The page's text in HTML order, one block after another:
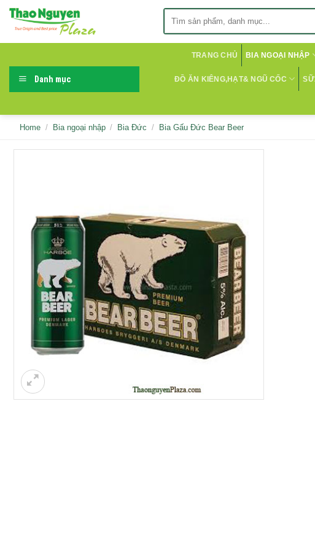
Skip
Danh mục
TRANG CHỦ BIA NGOẠI NHẬP
ĐỒ ĂN KIÊNG,HẠT& NGŨ CỐC
Home / Bia ngoại nhập / Bia Đức / Bia Gấu Đức Bear Beer